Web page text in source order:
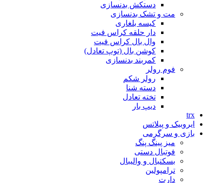
دستکش بدنسازی
مت و تشک بدنسازی
کیسه بلغاری
دار حلقه کراس فیت
وال بال کراس فیت
کوشن بال (توپ تعادل)
کمربند بدنسازی
فوم رولر
رولر شکم
دسته شنا
تخته تعادل
دیپ بار
trx
ایروبیک و پیلاتس
بازی و سرگرمی
میز پینگ پنگ
فوتبال دستی
بسکتبال و والیبال
ترامپولین
دارت